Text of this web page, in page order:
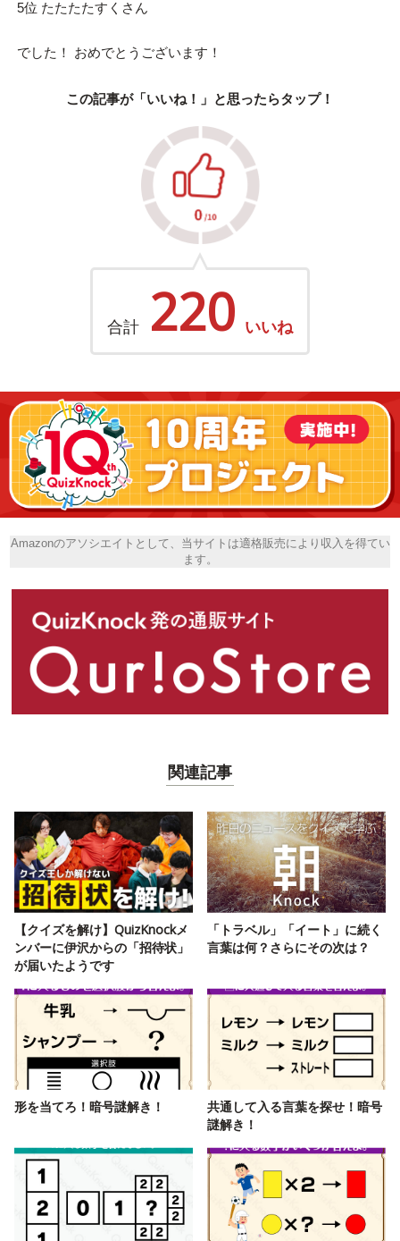
5位 たたたたすくさん
でした！ おめでとうございます！
この記事が「いいね！」と思ったらタップ！
合計 220 いいね
Amazonのアソシエイトとして、当サイトは適格販売により収入を得てい
ます。
関連記事
【クイズを解け】QuizKnockメ
ンバーに伊沢からの「招待状」
が届いたようです
「トラベル」「イート」に続く
言葉は何？さらにその次は？
形を当てろ！暗号謎解き！
共通して入る言葉を探せ！暗号
謎解き！